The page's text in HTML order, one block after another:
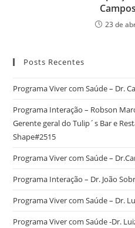
23 de
Posts Recentes
Programa Viver com Saúde – Dr.
Programa Interação – Robson
Gerente geral do Tulip´s Bar e
Shape#2515
Programa Viver com Saúde –
Programa Interação – Dr. João
Programa Viver com Saúde – Dr.
Programa Viver com Saúde -Dr.